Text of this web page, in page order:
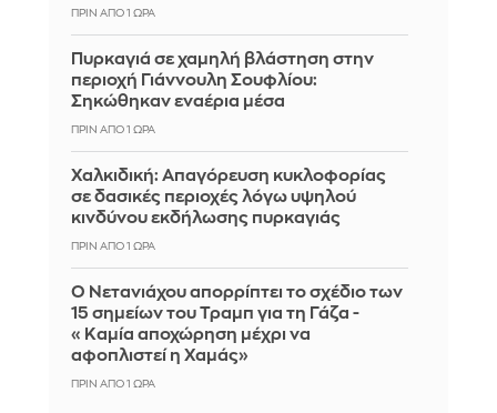
ΠΡΙΝ ΑΠΌ 1 ΏΡΑ
Πυρκαγιά σε χαμηλή βλάστηση στην
περιοχή Γιάννουλη Σουφλίου:
Σηκώθηκαν εναέρια μέσα
ΠΡΙΝ ΑΠΌ 1 ΏΡΑ
Χαλκιδική: Απαγόρευση κυκλοφορίας
σε δασικές περιοχές λόγω υψηλού
κινδύνου εκδήλωσης πυρκαγιάς
ΠΡΙΝ ΑΠΌ 1 ΏΡΑ
Ο Νετανιάχου απορρίπτει το σχέδιο των
15 σημείων του Τραμπ για τη Γάζα -
«Καμία αποχώρηση μέχρι να
αφοπλιστεί η Χαμάς»
ΠΡΙΝ ΑΠΌ 1 ΏΡΑ